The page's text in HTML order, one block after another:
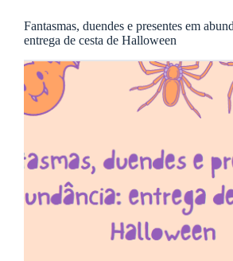
Fantasmas, duendes e presentes em
entrega de cesta de Halloween